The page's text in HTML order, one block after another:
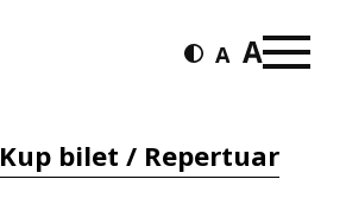
Kup bilet / Repertuar